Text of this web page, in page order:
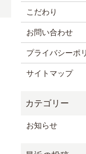
こだわり
お問い合わせ
プライバシーポ
サイトマップ
お知らせ